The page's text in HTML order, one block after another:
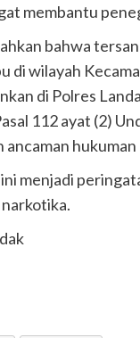
membantu
bahwa
di wilayah
di Polres
112 ayat (2)
menjadi